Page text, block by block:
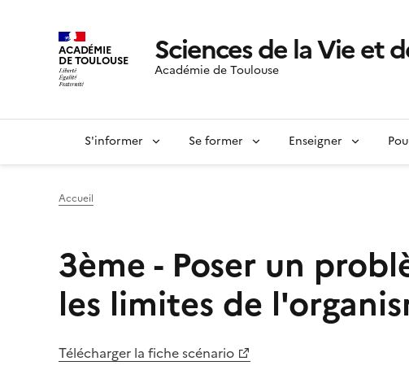
ACADÉMIE
DE TOULOUSE Sciences de la Vie et
Académie de Toulouse
S'informer Se former Enseigner
Accueil
3ème - Poser un
les limites de
Télécharger la fiche scénario